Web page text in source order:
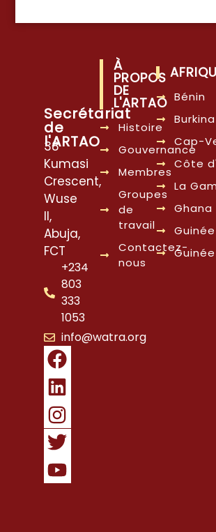
Secrétariat
de
l'ARTAO
38
Kumasi
Crescent,
Wuse
II,
Abuja,
FCT
+234
803
333
1053
info@watra.org
À
PROPOS
DE
L'ARTAO
Histoire
Gouvernance
Membres
Groupes
de
travail
Contactez-
nous
Bénin
Cap-
Côte
La
Ghana
Guinée